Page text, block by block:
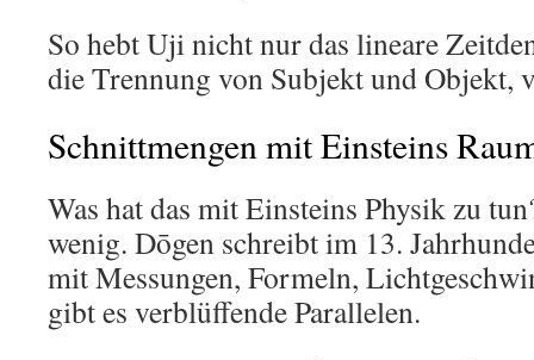
So hebt Uji nicht nur das lineare
die Trennung von Subjekt und Objekt,
Schnittmengen mit Einsteins
Was hat das mit Einsteins Physik zu
wenig. Dōgen schreibt im 13.
mit Messungen, Formeln,
gibt es verblüffende Parallelen.